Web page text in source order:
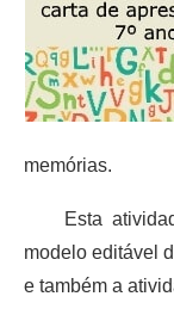
memórias.
Esta
modelo editável
e também a